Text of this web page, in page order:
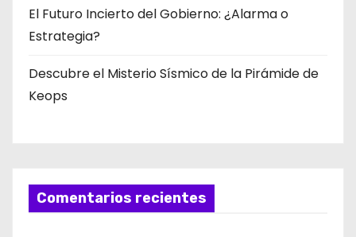
El Futuro Incierto del Gobierno: ¿Alarma o
Estrategia?
Descubre el Misterio Sísmico de la Pirámide de
Keops
Comentarios recientes